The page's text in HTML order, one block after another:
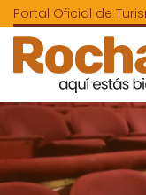
Portal Oficial de